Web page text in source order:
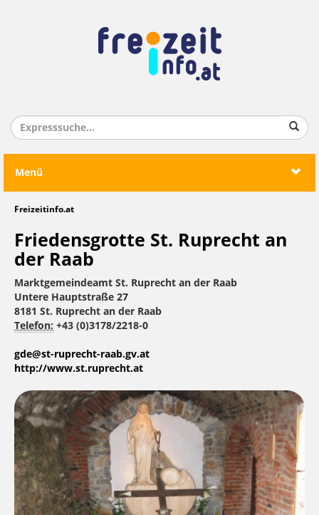
Menü
Freizeitinfo.at
Friedensgrotte St. Ruprecht an
der Raab
Marktgemeindeamt St. Ruprecht an der Raab
Untere Hauptstraße 27
8181 St. Ruprecht an der Raab
Telefon: +43 (0)3178/2218-0
gde@st-ruprecht-raab.gv.at
http://www.st.ruprecht.at